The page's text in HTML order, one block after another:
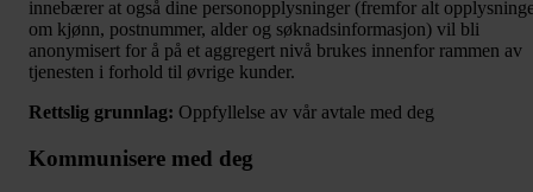
innebærer at også dine personopplysninger (fremfor alt
om kjønn, postnummer, alder og søknadsinformasjon) vil bli
anonymisert for å på et aggregert nivå brukes innenfor rammen av
tjenesten i forhold til øvrige kunder.
Rettslig grunnlag: Oppfyllelse av vår avtale med deg
Kommunisere med deg